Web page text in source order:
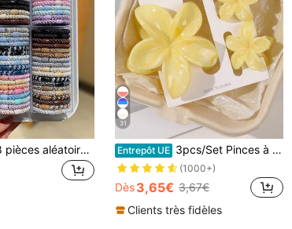
48/32/24/16/8 pièces aléatoires de liens pour cheveux tressés de couleurs mélangées pour femmes, bandes de cheveux à haute élasticité, style vintage élégant, convient pour les coiffures quotidiennes, accessoires pour cheveux de femmes, parfait pour le port décontracté, les courses, le campus, les voyages, les vacances, les fêtes, les rassemblements, les rendez-vous
31
Entrepôt UE 3pcs/Set Pinces à cheveux bohèmes jaune dégradé marbre fleur de frangipanier, accessoires de cheveux pour vacances à la plage pour femmes
(1000+)
Dès3,65€ 3,67€
Clients très fidèles